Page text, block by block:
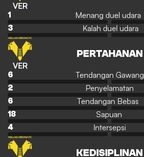
VER
1 Menang duel udara
3
Kalah duel udara
VER
PERTAHANAN
6 Tendangan Gawang
2
Penyelamatan
6
Tendangan Bebas
18
Sapuan
4
Intersepsi
KEDISIPLINAN